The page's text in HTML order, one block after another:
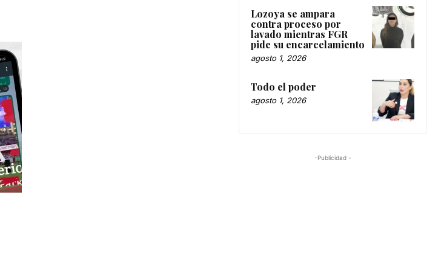
Lozoya se ampara
contra proceso por
lavado mientras FGR
pide su encarcelamiento
agosto 1, 2026
Todo el poder
agosto 1, 2026
-Publicidad -